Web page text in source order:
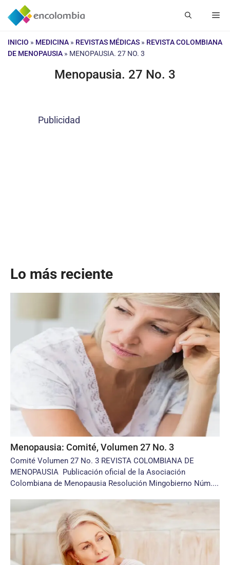
Saltar
INICIO » MEDICINA » REVISTAS MÉDICAS » REVISTA COLOMBIANA
DE MENOPAUSIA » MENOPAUSIA. 27 NO. 3
Menopausia. 27 No. 3
Publicidad
Lo más reciente
Menopausia: Comité, Volumen 27 No. 3
Comité Volumen 27 No. 3 REVISTA COLOMBIANA DE
MENOPAUSIA Publicación oficial de la Asociación
Colombiana de Menopausia Resolución Mingobierno Núm....